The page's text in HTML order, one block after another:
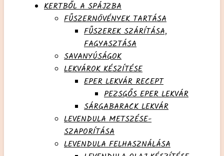
KERTBŐL A SPÁJZBA
FŰSZERNÖVÉNYEK TARTÁSA
FŰSZEREK SZÁRÍTÁSA,
FAGYASZTÁSA
SAVANYÚSÁGOK
LEKVÁROK KÉSZÍTÉSE
EPER LEKVÁR RECEPT
PEZSGŐS EPER LEKVÁR
SÁRGABARACK LEKVÁR
LEVENDULA METSZÉSE-
SZAPORÍTÁSA
LEVENDULA FELHASZNÁLÁSA